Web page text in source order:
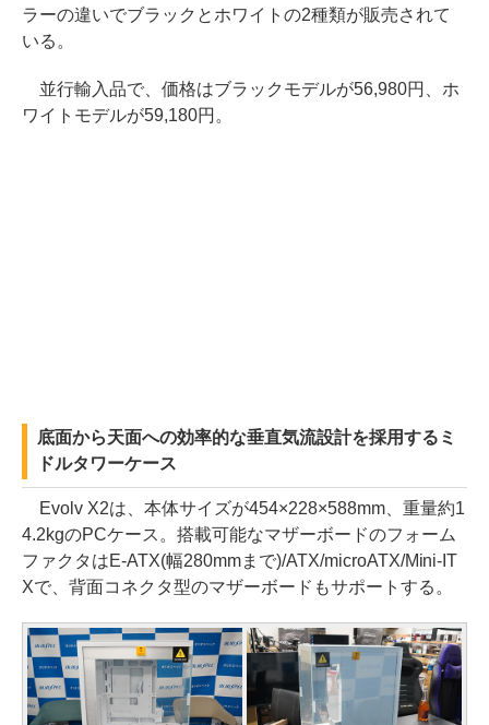
ラーの違いでブラックとホワイトの2種類が販売されて
いる。
並行輸入品で、価格はブラックモデルが56,980円、ホ
ワイトモデルが59,180円。
底面から天面への効率的な垂直気流設計を採用するミ
ドルタワーケース
Evolv X2は、本体サイズが454×228×588mm、重量約1
4.2kgのPCケース。搭載可能なマザーボードのフォーム
ファクタはE-ATX(幅280mmまで)/ATX/microATX/Mini-IT
Xで、背面コネクタ型のマザーボードもサポートする。